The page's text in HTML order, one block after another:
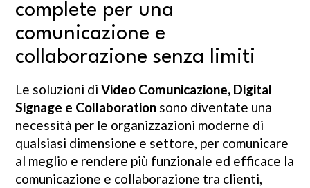
complete per una
comunicazione e
collaborazione senza limiti
Le soluzioni diVideo Comunicazione, Digital
Signage e Collaboration sono diventate una
necessità per le organizzazioni moderne di
qualsiasi dimensione e settore, per comunicare
al meglio e rendere più funzionale ed efficace la
comunicazione e collaborazione tra clienti,